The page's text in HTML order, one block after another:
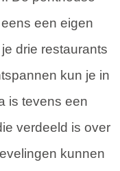
een eigen
drie restaurants
kun je in
is tevens een
verdeeld is over
kunnen